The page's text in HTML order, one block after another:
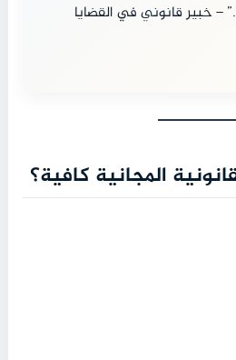
– خبير قانوني في القضايا
المجانية كافية؟